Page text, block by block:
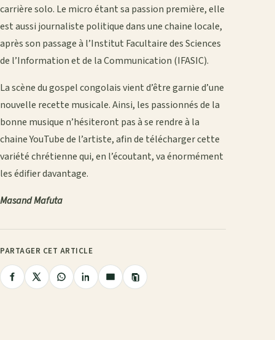
carrière solo. Le micro étant sa passion première, elle
est aussi journaliste politique dans une chaine locale,
après son passage à l’Institut Facultaire des Sciences
de l’Information et de la Communication (IFASIC).
La scène du gospel congolais vient d’être garnie d’une
nouvelle recette musicale. Ainsi, les passionnés de la
bonne musique n’hésiteront pas à se rendre à la
chaine YouTube de l’artiste, afin de télécharger cette
variété chrétienne qui, en l’écoutant, va énormément
les édifier davantage.
Masand Mafuta
PARTAGER CET ARTICLE
PartagerPartagerPartagerPartagerPartager
Copier
le